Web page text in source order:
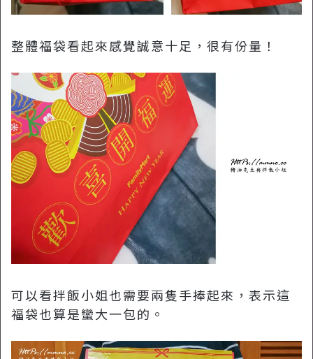
整體福袋看起來感覺誠意十足，很有份量！
可以看拌飯小姐也需要兩隻手捧起來，表示這
福袋也算是蠻大一包的。